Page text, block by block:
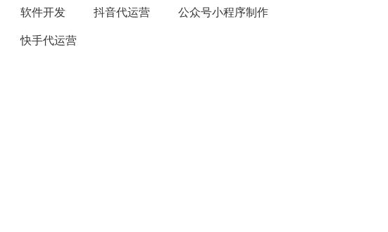
软件开发 抖音代运营 公众号小程序制作
快手代运营